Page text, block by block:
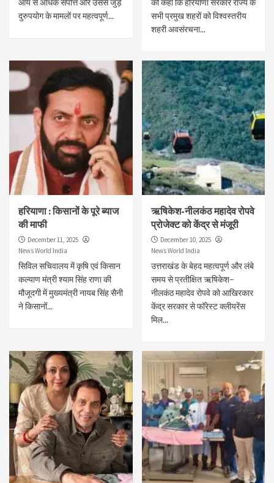
आय से अधिक संपत्ति और उससे जुड़े
दुरुपयोग के मामलों पर महत्वपूर्ण...
को कहा कि हरियाणा सरकार राज्य के
सभी प्रमुख शहरों को विश्वस्तरीय
शहरी अवसंरचना...
हरियाणा : किसानों के पूरे ब्याज
की माफी
December 11, 2025
News World India
सिविल सचिवालय में कृषि एवं किसान
कल्याण मंत्री श्याम सिंह राणा की
मौजूदगी में मुख्यमंत्री नायब सिंह सैनी
ने किसानों...
ऋषिकेश-नीलकंठ महादेव रोपवे
प्रोजेक्ट को केंद्र से मंजूरी
December 10, 2025
News World India
उत्तराखंड के बेहद महत्वपूर्ण और लंबे
समय से प्रतीक्षित ऋषिकेश–
नीलकंठ महादेव रोपवे को आखिरकार
केंद्र सरकार से फॉरेस्ट क्लीयरेंस
मिल...